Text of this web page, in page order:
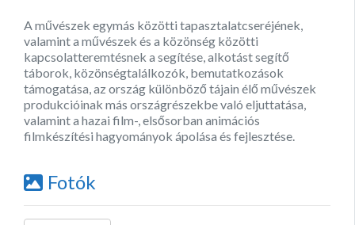
A művészek egymás közötti tapasztalatcseréjének,
valamint a művészek és a közönség közötti
kapcsolatteremtésnek a segítése, alkotást segítő
táborok, közönségtalálkozók, bemutatkozások
támogatása, az ország különböző tájain élő művészek
produkcióinak más országrészekbe való eljuttatása,
valamint a hazai film-, elsősorban animációs
filmkészítési hagyományok ápolása és fejlesztése.
Fotók